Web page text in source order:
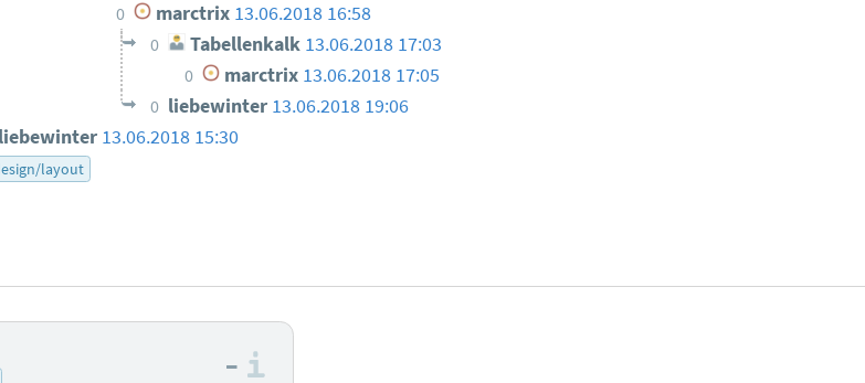
0 marctrix 13.06.2018 16:58
0 Tabellenkalk 13.06.2018 17:03
0 marctrix 13.06.2018 17:05
0 liebewinter 13.06.2018 19:06
liebewinter 13.06.2018 15:30
layout
–